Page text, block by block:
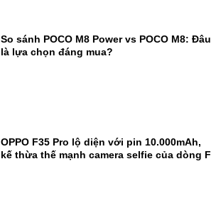
So sánh POCO M8 Power vs POCO M8: Đâu
là lựa chọn đáng mua?
OPPO F35 Pro lộ diện với pin 10.000mAh,
kế thừa thế mạnh camera selfie của dòng F